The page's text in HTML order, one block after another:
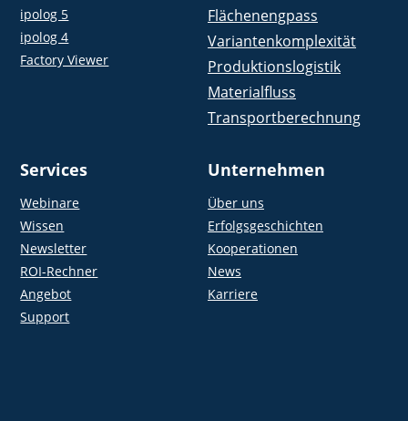
ipolog 5
ipolog 4
Factory Viewer
Flächenengpass
Variantenkomplexität
Produktionslogistik
Materialfluss
Transportberechnung
Services
Webinare
Wissen
Newsletter
ROI-Rechner
Angebot
Support
Unternehmen
Über uns
Erfolgsgeschichten
Kooperationen
News
Karriere